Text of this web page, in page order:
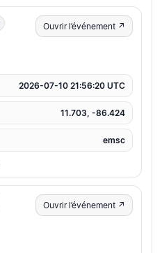
Ouvrir l’événement ↗
2026-07-10 21:56:20 UTC
11.703, -86.424
emsc
Ouvrir l’événement ↗